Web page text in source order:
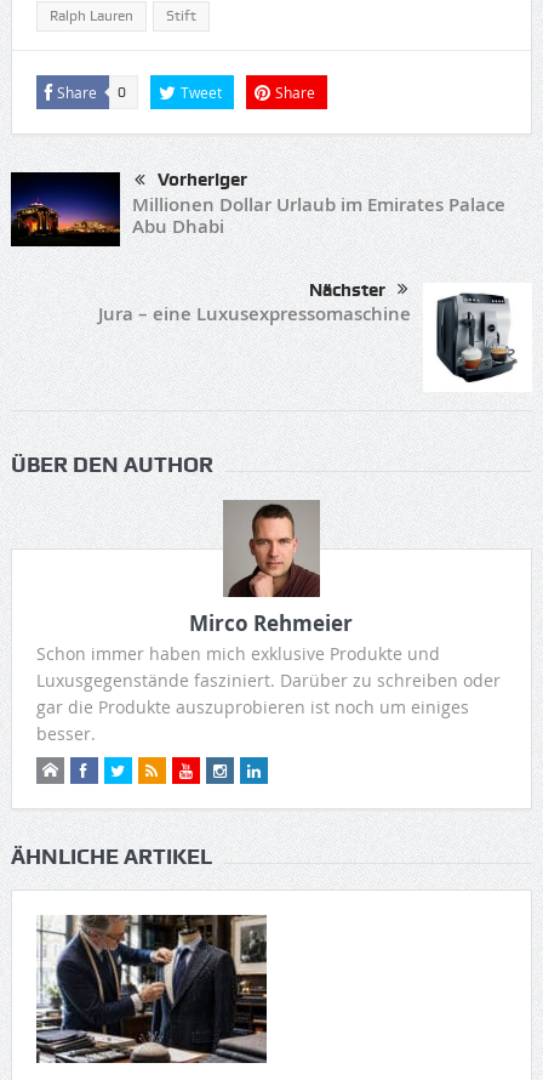
Ralph Lauren Stift
Share 0 Tweet Share
Vorheriger
Millionen Dollar Urlaub im Emirates Palace
Abu Dhabi
Nächster
Jura – eine Luxusexpressomaschine
ÜBER DEN AUTHOR
Mirco Rehmeier
Schon immer haben mich exklusive Produkte und
Luxusgegenstände fasziniert. Darüber zu schreiben oder
gar die Produkte auszuprobieren ist noch um einiges
besser.
ÄHNLICHE ARTIKEL